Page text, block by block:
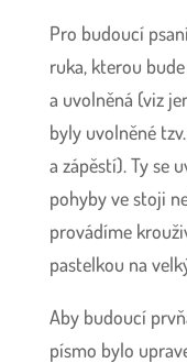
Pro budoucí
ruka, kterou
a uvolněná (viz
byly uvolněné
a zápěstí). Ty se
pohyby ve stoji
provádíme
pastelkou na
Aby budoucí
písmo bylo